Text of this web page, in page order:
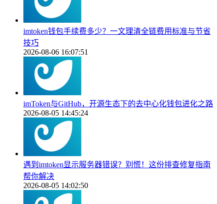
imtoken钱包手续费多少？一文理清全链费用标准与节省
技巧
2026-08-06 16:07:51
imToken与GitHub，开源生态下的去中心化钱包进化之路
2026-08-05 14:45:24
遇到imtoken显示服务器错误？别慌！这份排查修复指南
帮你解决
2026-08-05 14:02:50